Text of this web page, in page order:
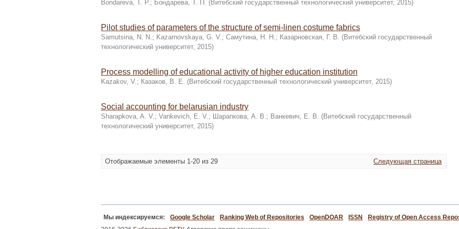
Bondareva, T. P.; Бондарева, Т. П. (Витебский государственный технологический университет, 2015)
Pilot studies of parameters of the structure of semi-linen costume fabrics
Samutsina, N. N.; Kazarnovskaya, G. V.; Самутина, Н. Н.; Казарновская, Г. В. (Витебский государственный
технологический университет, 2015)
Process modelling of educational activity of higher education institution
Kazakov, V.; Казаков, В. Е. (Витебский государственный технологический университет, 2015)
Social accounting for belarusian industry
Sharapkova, A. V.; Vankevich, E. V.; Шарапкова, А. В.; Ванкевич, Е. В. (Витебский государственный
технологический университет, 2015)
Отображаемые элементы 1-20 из 29 Следующая страница
Мы индексируемся: Google Scholar Ranking Web of Repositories OpenDOAR ISSN
Registry of Open Access